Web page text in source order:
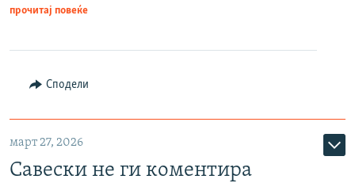
прочитај повеќе
Сподели
март 27, 2026
Савески не ги коментира